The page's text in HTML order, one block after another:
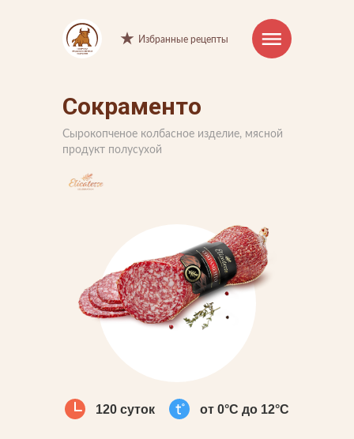
Интернет-магазин
Продукция
Советы и хитрости
О компании
Контакты
Избранные рецепты
Сокраменто
Сырокопченое колбасное изделие, мясной
продукт полусухой
120 суток от 0°С до 12°С